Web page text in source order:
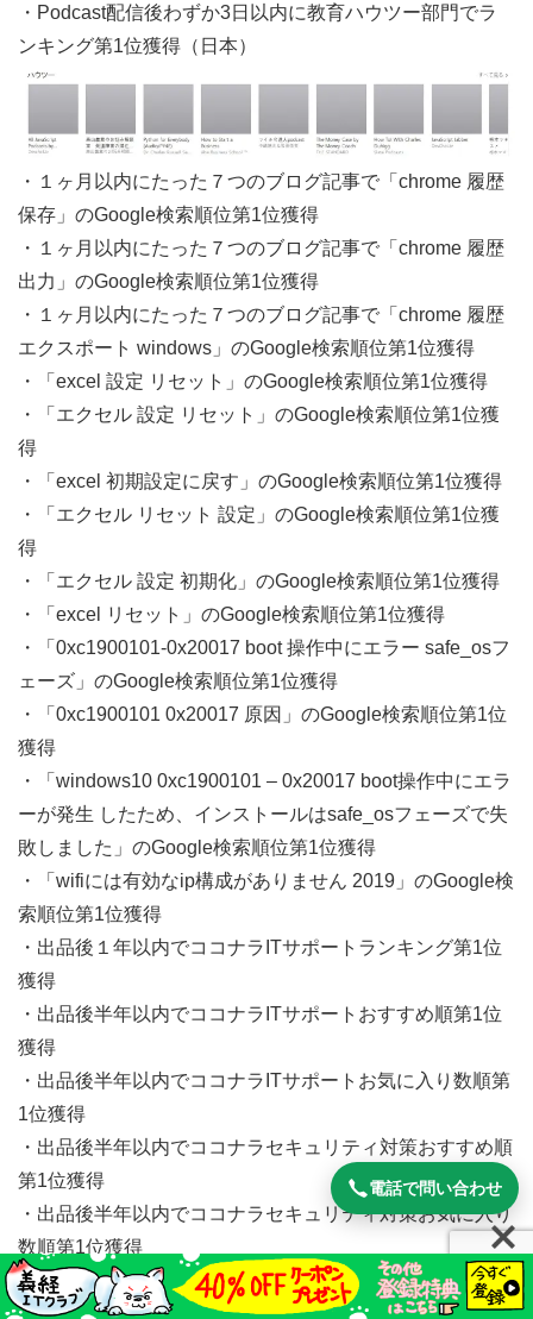
・Podcast配信後わずか3日以内に教育ハウツー部門でラ
ンキング第1位獲得（日本）
・１ヶ月以内にたった７つのブログ記事で「chrome 履歴
保存」のGoogle検索順位第1位獲得
・１ヶ月以内にたった７つのブログ記事で「chrome 履歴
出力」のGoogle検索順位第1位獲得
・１ヶ月以内にたった７つのブログ記事で「chrome 履歴
エクスポート windows」のGoogle検索順位第1位獲得
・「excel 設定 リセット」のGoogle検索順位第1位獲得
・「エクセル 設定 リセット」のGoogle検索順位第1位獲
得
・「excel 初期設定に戻す」のGoogle検索順位第1位獲得
・「エクセル リセット 設定」のGoogle検索順位第1位獲
得
・「エクセル 設定 初期化」のGoogle検索順位第1位獲得
・「excel リセット」のGoogle検索順位第1位獲得
・「0xc1900101-0x20017 boot 操作中にエラー safe_osフ
ェーズ」のGoogle検索順位第1位獲得
・「0xc1900101 0x20017 原因」のGoogle検索順位第1位
獲得
・「windows10 0xc1900101 – 0x20017 boot操作中にエラ
ーが発生 したため、インストールはsafe_osフェーズで失
敗しました」のGoogle検索順位第1位獲得
・「wifiには有効なip構成がありません 2019」のGoogle検
索順位第1位獲得
・出品後１年以内でココナラITサポートランキング第1位
獲得
・出品後半年以内でココナラITサポートおすすめ順第1位
獲得
・出品後半年以内でココナラITサポートお気に入り数順第
1位獲得
・出品後半年以内でココナラセキュリティ対策おすすめ順
第1位獲得
・出品後半年以内でココナラセキュリティ対策お気に入り
数順第1位獲得
・ココナラ販売実績1,000件突破
・ココナラ出品者ランクプラチナ獲得
電話で問い合わせ